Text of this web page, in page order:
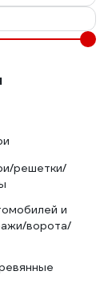
решетки/
и
ворота/